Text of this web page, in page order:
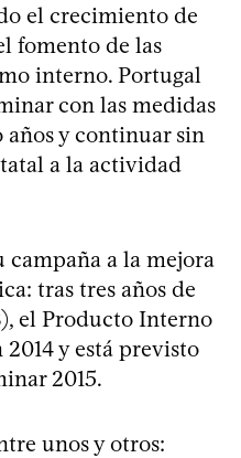
el crecimiento de
fomento de las
interno. Portugal
con las medidas
y continuar sin
a la actividad
a la mejora
tras tres años de
el Producto Interno
y está previsto
2015.
unos y otros: